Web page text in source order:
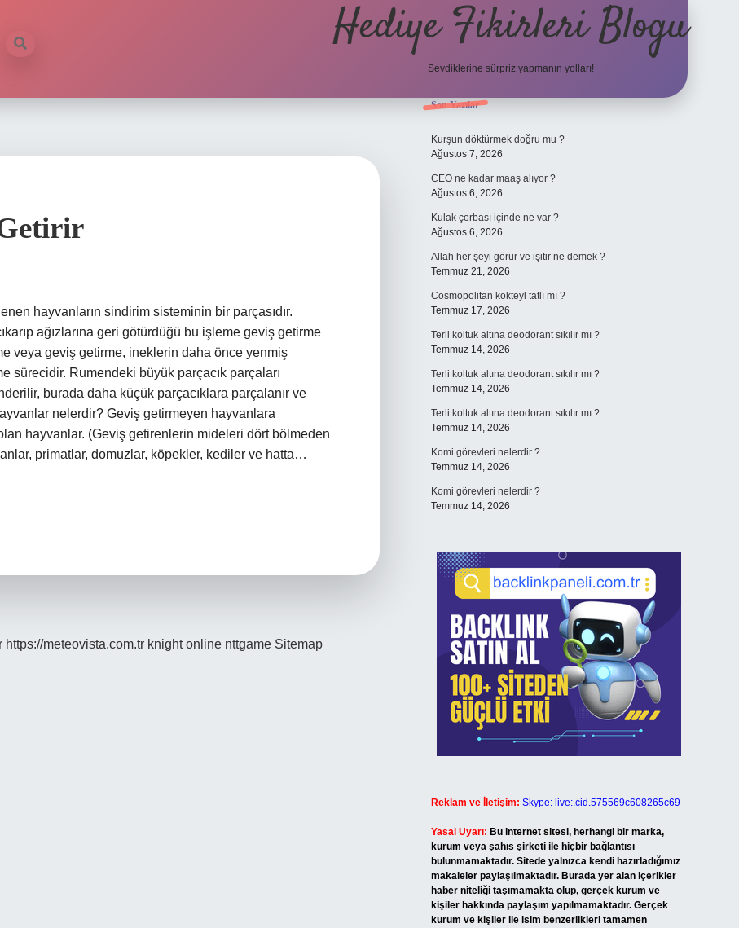
Hediye Fikirleri Blogu
Sevdiklerine sürpriz yapmanın yolları!
hayvanların sindirim sisteminin bir parçasıdır.
ağızlarına geri götürdüğü bu işleme geviş getirme
veya geviş getirme, ineklerin daha önce yenmiş
sürecidir. Rumendeki büyük parçacık parçaları
burada daha küçük parçacıklara parçalanır ve
nelerdir? Geviş getirmeyen hayvanlara
hayvanlar. (Geviş getirenlerin mideleri dört bölmeden
primatlar, domuzlar, köpekler, kediler ve hatta…
https://meteovista.com.tr knight online nttgame Sitemap
Sidebar
Son Yazılar
Kurşun döktürmek doğru mu ?
Ağustos 7, 2026
CEO ne kadar maaş alıyor ?
Ağustos 6, 2026
Kulak çorbası içinde ne var ?
Ağustos 6, 2026
Allah her şeyi görür ve işitir ne demek ?
Temmuz 21, 2026
Cosmopolitan kokteyl tatlı mı ?
Temmuz 17, 2026
Terli koltuk altına deodorant sıkılır mı ?
Temmuz 14, 2026
Terli koltuk altına deodorant sıkılır mı ?
Temmuz 14, 2026
Terli koltuk altına deodorant sıkılır mı ?
Temmuz 14, 2026
Komi görevleri nelerdir ?
Temmuz 14, 2026
Komi görevleri nelerdir ?
Temmuz 14, 2026
Reklam ve İletişim: Skype: live:.cid.575569c608265c69
Yasal Uyarı: Bu internet sitesi, herhangi bir marka,
kurum veya şahıs şirketi ile hiçbir bağlantısı
bulunmamaktadır. Sitede yalnızca kendi hazırladığımız
makaleler paylaşılmaktadır. Burada yer alan içerikler
haber niteliği taşımamakta olup, gerçek kurum ve
kişiler hakkında paylaşım yapılmamaktadır. Gerçek
kurum ve kişiler ile isim benzerlikleri tamamen